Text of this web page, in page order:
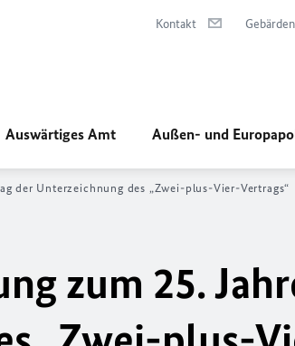
Kontakt
Auswärtiges Amt Außen- und
der Unterzeichnung des „Zwei-plus-Vier-Vertrags“
zum 25.